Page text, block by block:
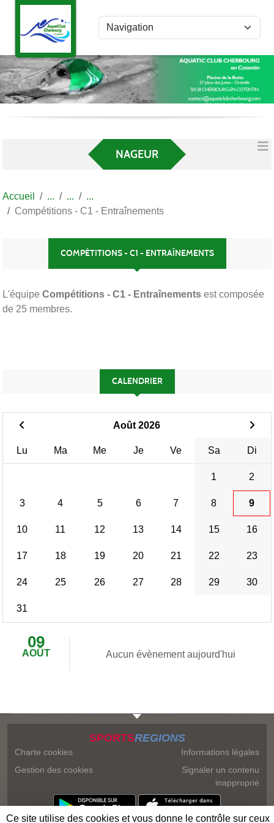
NAGEUR
Accueil
Compétitions - C1 - Entraînements
COMPÉTITIONS - C1 - ENTRAÎNEMENTS
L'équipe Compétitions - C1 - Entraînements est composée
de 25 membres.
CALENDRIER
Août 2026
Lu Ma Me Je Ve Sa Di
1 2
3 4 5 6 7 8 9
10 11 12 13 14 15 16
17 18 19 20 21 22 23
24 25 26 27 28 29 30
31
09
AOÛT Aucun évènement aujourd'hui
SPORTSREGIONS
Charte cookies
Gestion des cookies
Informations légales
Signaler un contenu
inapproprié
Panneau de gestion des cookies
Ce site utilise des cookies et vous donne le contrôle sur ceux